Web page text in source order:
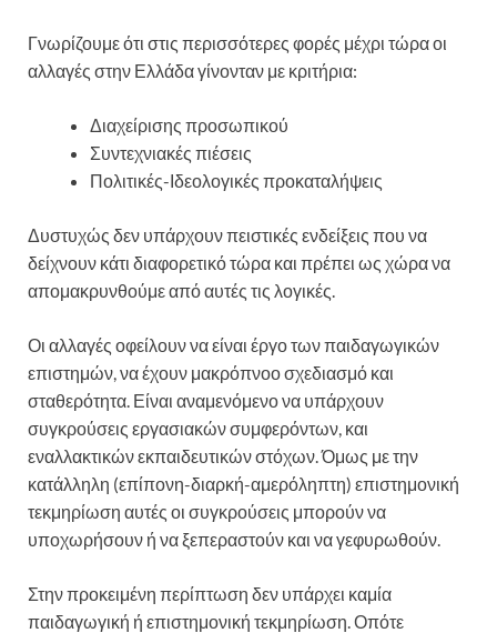
Γνωρίζουμε ότι στις περισσότερες φορές μέχρι τώρα οι
αλλαγές στην Ελλάδα γίνονταν με κριτήρια:
Διαχείρισης προσωπικού
Συντεχνιακές πιέσεις
Πολιτικές-Ιδεολογικές προκαταλήψεις
Δυστυχώς δεν υπάρχουν πειστικές ενδείξεις που να
δείχνουν κάτι διαφορετικό τώρα και πρέπει ως χώρα να
απομακρυνθούμε από αυτές τις λογικές.
Οι αλλαγές οφείλουν να είναι έργο των παιδαγωγικών
επιστημών, να έχουν μακρόπνοο σχεδιασμό και
σταθερότητα. Είναι αναμενόμενο να υπάρχουν
συγκρούσεις εργασιακών συμφερόντων, και
εναλλακτικών εκπαιδευτικών στόχων. Όμως με την
κατάλληλη (επίπονη-διαρκή-αμερόληπτη) επιστημονική
τεκμηρίωση αυτές οι συγκρούσεις μπορούν να
υποχωρήσουν ή να ξεπεραστούν και να γεφυρωθούν.
Στην προκειμένη περίπτωση δεν υπάρχει καμία
παιδαγωγική ή επιστημονική τεκμηρίωση. Οπότε